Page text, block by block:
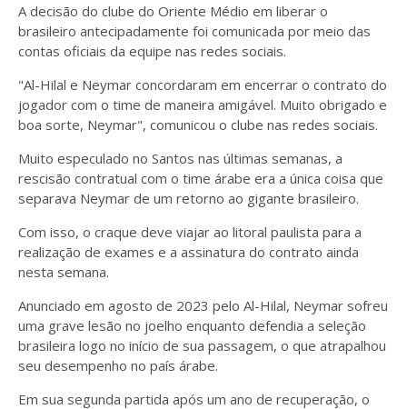
A decisão do clube do Oriente Médio em liberar o
brasileiro antecipadamente foi comunicada por meio das
contas oficiais da equipe nas redes sociais.
"Al-Hilal e Neymar concordaram em encerrar o contrato do
jogador com o time de maneira amigável. Muito obrigado e
boa sorte, Neymar", comunicou o clube nas redes sociais.
Muito especulado no Santos nas últimas semanas, a
rescisão contratual com o time árabe era a única coisa que
separava Neymar de um retorno ao gigante brasileiro.
Com isso, o craque deve viajar ao litoral paulista para a
realização de exames e a assinatura do contrato ainda
nesta semana.
Anunciado em agosto de 2023 pelo Al-Hilal, Neymar sofreu
uma grave lesão no joelho enquanto defendia a seleção
brasileira logo no início de sua passagem, o que atrapalhou
seu desempenho no país árabe.
Em sua segunda partida após um ano de recuperação, o